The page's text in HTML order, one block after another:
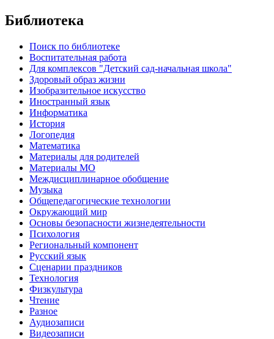
Библиотека
Поиск по библиотеке
Воспитательная работа
Для комплексов "Детский сад-начальная школа"
Здоровый образ жизни
Изобразительное искусство
Иностранный язык
Информатика
История
Логопедия
Математика
Материалы для родителей
Материалы МО
Междисциплинарное обобщение
Музыка
Общепедагогические технологии
Окружающий мир
Основы безопасности жизнедеятельности
Психология
Региональный компонент
Русский язык
Сценарии праздников
Технология
Физкультура
Чтение
Разное
Аудиозаписи
Видеозаписи